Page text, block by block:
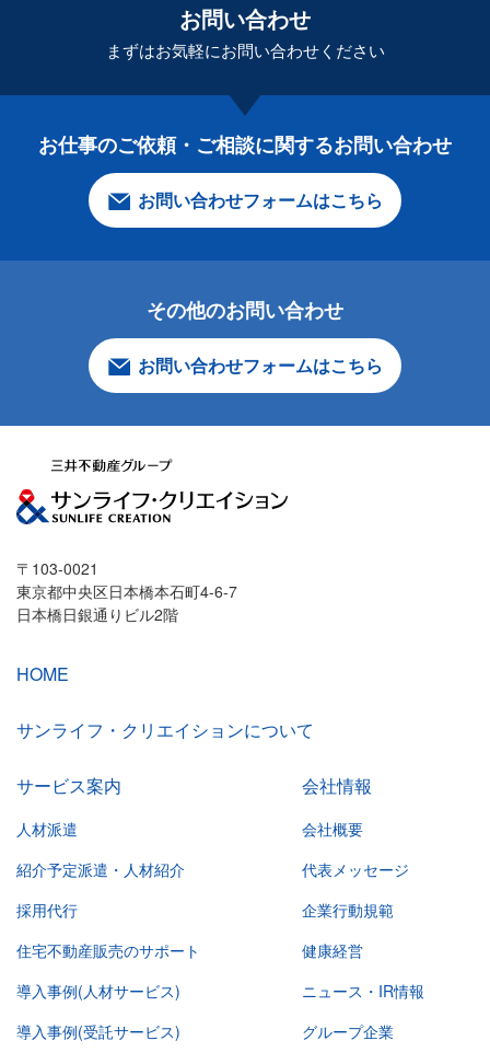
お問い合わせ
まずはお気軽にお問い合わせください
お仕事のご依頼・ご相談に関するお問い合わせ
お問い合わせフォームはこちら
その他のお問い合わせ
お問い合わせフォームはこちら
〒103-0021
東京都中央区日本橋本石町4-6-7
日本橋日銀通りビル2階
HOME
サンライフ・クリエイションについて
サービス案内
人材派遣
紹介予定派遣・人材紹介
採用代行
住宅不動産販売のサポート
導入事例(人材サービス)
導入事例(受託サービス)
会社情報
会社概要
代表メッセージ
企業行動規範
健康経営
ニュース・IR情報
グループ企業